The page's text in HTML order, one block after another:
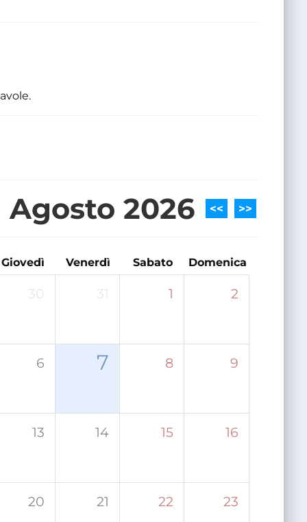
Agosto 2026 >>
<<
Giovedì Venerdì Sabato Domenica
30 31 1 2
6 7 8 9
13 14 15 16
20 21 22 23